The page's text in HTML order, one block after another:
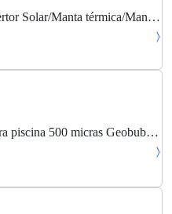
Solar/Manta térmica/Manta
6 x 5m.
piscina 500 micras Geobubble